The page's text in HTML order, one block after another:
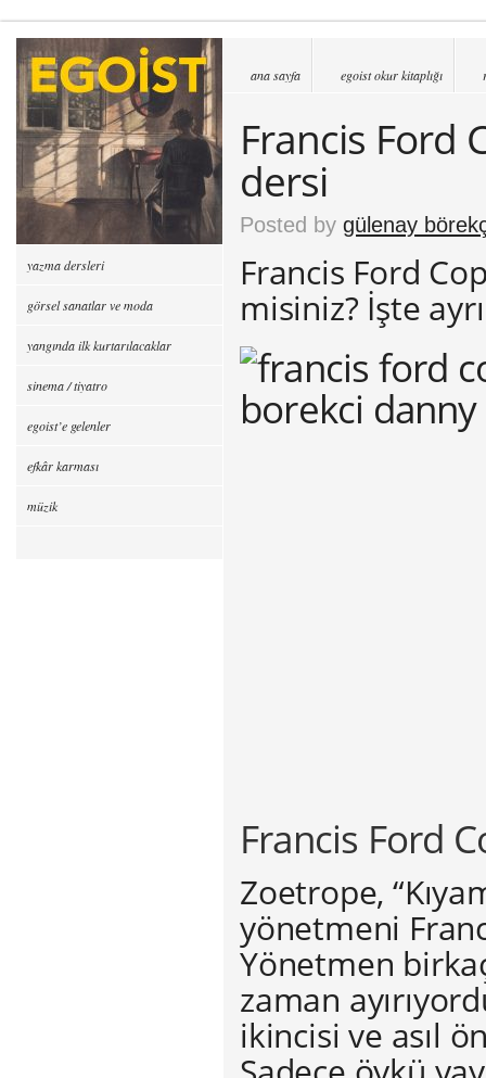
ana sayfa egoist okur kitaplığı
Francis Ford
dersi
Posted by gülenay
Francis Ford
misiniz? İşte
Francis Ford
Zoetrope,
yönetmeni
Yönetmen
zaman
ikincisi ve asıl
yazma dersleri
görsel sanatlar ve moda
yangında ilk kurtarılacaklar
sinema / tiyatro
egoist’e gelenler
efkâr karması
müzik